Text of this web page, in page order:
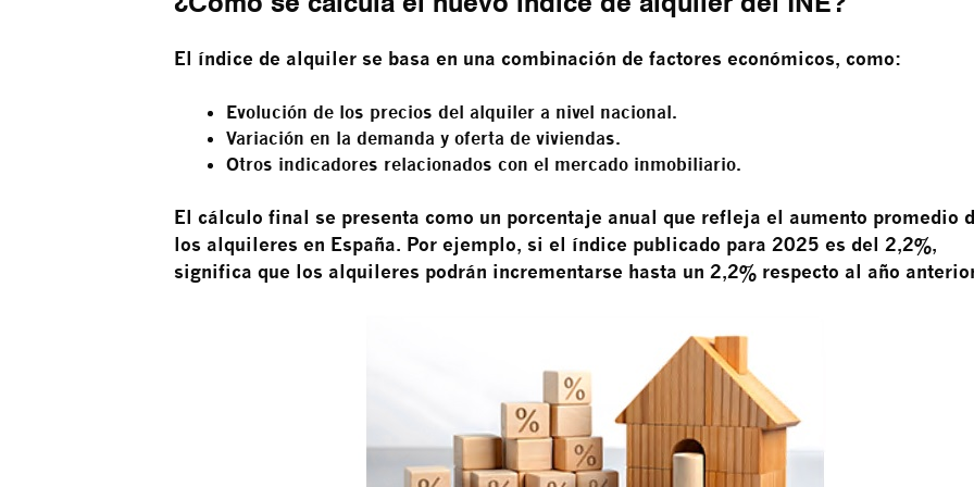
El índice de alquiler se basa en una combinación de factores económicos, como:
Evolución de los precios del alquiler a nivel nacional.
Variación en la demanda y oferta de viviendas.
Otros indicadores relacionados con el mercado inmobiliario.
El cálculo final se presenta como un porcentaje anual que refleja el aumento promedio
los alquileres en España. Por ejemplo, si el índice publicado para 2025 es del 2,2%,
significa que los alquileres podrán incrementarse hasta un 2,2% respecto al año